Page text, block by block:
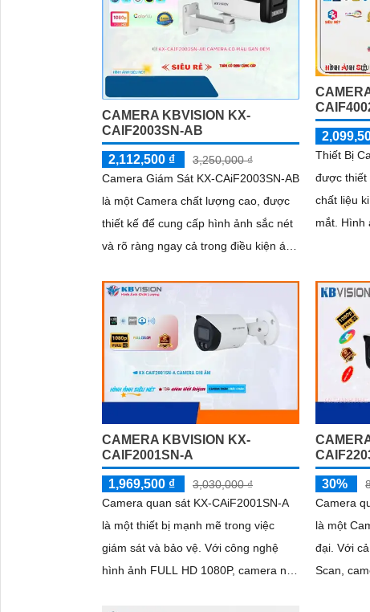
CAMERA KBVISION KX-
CAIF2003SN-AB
2,112,500 ₫
3,250,000 ₫
Camera Giám Sát KX-CAiF2003SN-AB
là một Camera chất lượng cao, được
thiết kế để cung cấp hình ảnh sắc nét
và rõ ràng ngay cả trong điều kiện ánh
Thiết Bị
được thiết
chất liệu
mắt. Hình ảnh được hoàn thiện với độ
CAMERA KBVISION KX-
CAIF2001SN-A
1,969,500 ₫
3,030,000 ₫
Camera quan sát KX-CAiF2001SN-A
là một thiết bị mạnh mẽ trong việc
giám sát và bảo vệ. Với công nghệ
hình ảnh FULL HD 1080P, camera này
30%
Camera
là một
đại. Với cảm biến CMOS Progressive
Scan,